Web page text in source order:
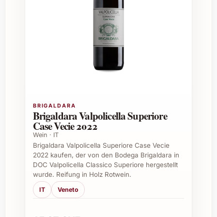
Jahrgang: 2021
Rebsorte: Aglianico
Region: Cilento, Kampanien, Italien
Alkoholgehalt: ca. 13.5 %
Eichenholzfässern
Empfehlungen für den Genuss
Temperatur: 16-18 °C servieren
Lagerung: Dunkel, kühl und liegend
Perfekt zu traditionellen italienischen
Gerichten oder besonderen
Festtagsmenüs
Ideal für vielfältige Anlässe und als
BRIGALDARA
Brigaldara Valpolicella Superiore
Case Vecie 2022
Wein · IT
Brigaldara Valpolicella Superiore Case Vecie
2022 kaufen, der von den Bodega Brigaldara in
DOC Valpolicella Classico Superiore hergestellt
wurde. Reifung in Holz Rotwein.
IT Veneto